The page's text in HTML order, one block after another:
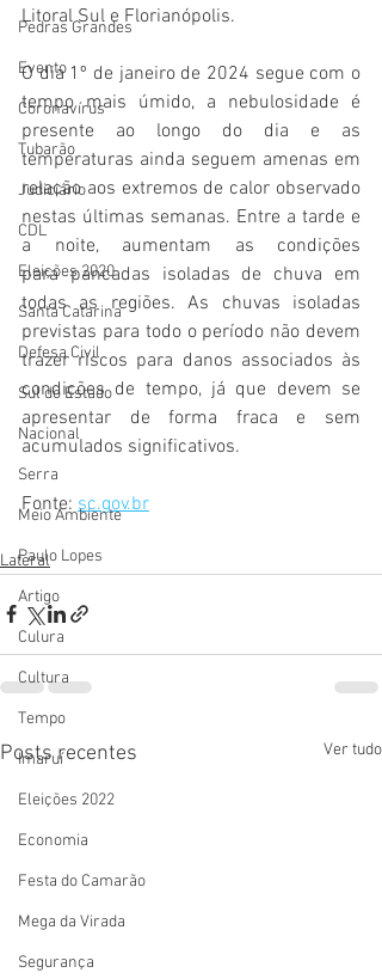
Pedras Grandes
Evento
Coronavírus
Tubarão
Judiciário
CDL
Eleições 2020
Santa Catarina
Defesa Civil
Sul do Estado
Nacional
Serra
Meio Ambiente
Paulo Lopes
Artigo
Culura
Cultura
Tempo
Imaruí
Eleições 2022
Economia
Festa do Camarão
Mega da Virada
Segurança
Litoral Sul e Florianópolis.
O dia 1º de janeiro de 2024 segue com o
tempo mais úmido, a nebulosidade é
presente ao longo do dia e as
temperaturas ainda seguem amenas em
relação aos extremos de calor observado
nestas últimas semanas. Entre a tarde e
a noite, aumentam as condições
para pancadas isoladas de chuva em
todas as regiões. As chuvas isoladas
previstas para todo o período não devem
trazer riscos para danos associados às
condições de tempo, já que devem se
apresentar de forma fraca e sem
acumulados significativos.
Fonte: sc.gov.br
Lateral
Posts recentes Ver tudo